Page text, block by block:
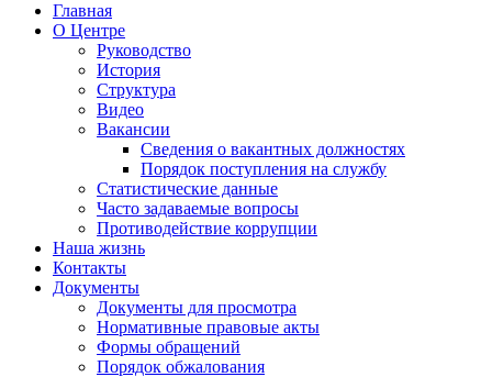
Главная
О Центре
Руководство
История
Структура
Видео
Вакансии
Сведения о вакантных должностях
Порядок поступления на службу
Статистические данные
Часто задаваемые вопросы
Противодействие коррупции
Наша жизнь
Контакты
Документы
Документы для просмотра
Нормативные правовые акты
Формы обращений
Порядок обжалования